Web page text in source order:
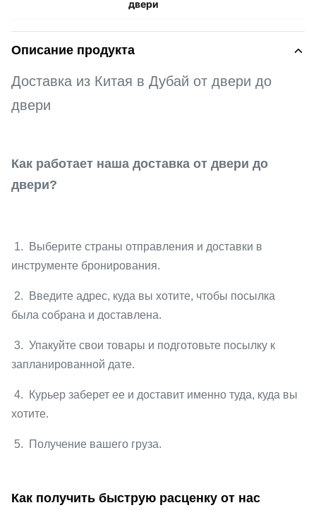
двери
Описание продукта
Доставка из Китая в Дубай от двери до
двери
Как работает наша доставка от двери до
двери?
1. Выберите страны отправления и доставки в
инструменте бронирования.
2. Введите адрес, куда вы хотите, чтобы посылка
была собрана и доставлена.
3. Упакуйте свои товары и подготовьте посылку к
запланированной дате.
4. Курьер заберет ее и доставит именно туда, куда вы
хотите.
5. Получение вашего груза.
Как получить быструю расценку от нас